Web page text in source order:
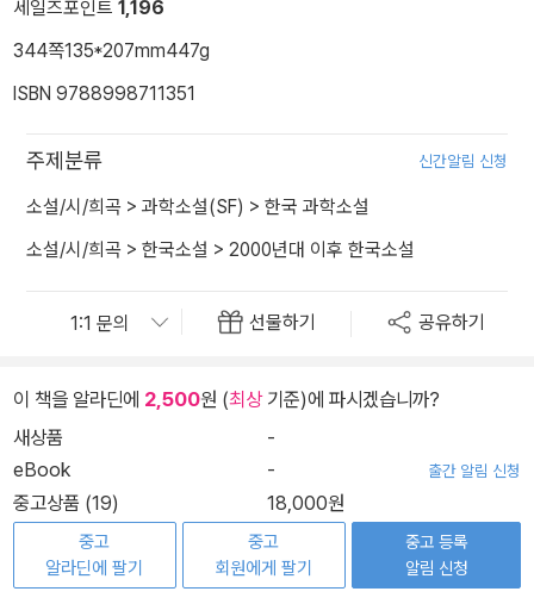
세일즈포인트 1,196
344쪽135*207mm447g
ISBN 9788998711351
주제분류 신간알림 신청
소설/시/희곡 > 과학소설(SF) > 한국 과학소설
소설/시/희곡 > 한국소설 > 2000년대 이후 한국소설
선물하기 공유하기
이 책을 알라딘에 2,500원 (최상기준)에 파시겠습니까?
새상품
-
eBook
- 출간 알림 신청
중고상품 (19) 18,000원
중고
알라딘에 팔기
중고
회원에게 팔기
중고 등록
알림 신청